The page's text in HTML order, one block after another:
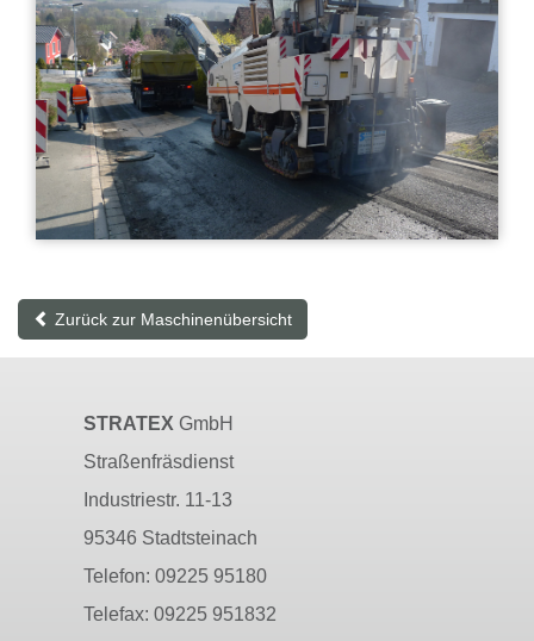
Zurück zur Maschinenübersicht
STRATEX GmbH
Straßenfräsdienst
Industriestr. 11-13
95346 Stadtsteinach
Telefon: 09225 95180
Telefax: 09225 951832